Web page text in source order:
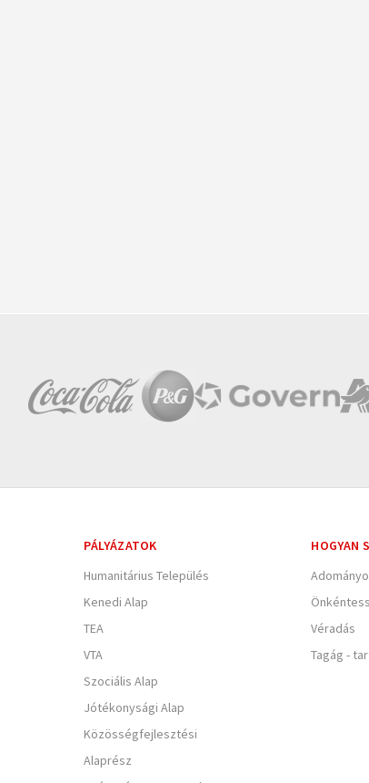
PÁLYÁZATOK
Humanitárius Település
Kenedi Alap
TEA
VTA
Szociális Alap
Jótékonysági Alap
Közösségfejlesztési
Alaprész
HOGYAN
Véradás
Tagág -